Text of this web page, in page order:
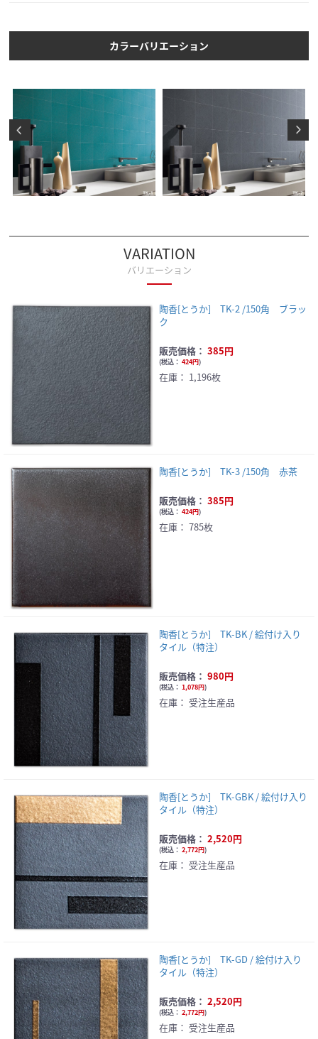
カラーバリエーション
VARIATION
バリエーション
陶香[とうか] TK-2 /150角 ブラッ
ク
販売価格： 385円
(税込： 424円)
在庫： 1,196枚
陶香[とうか] TK-3 /150角 赤茶
販売価格： 385円
(税込： 424円)
在庫： 785枚
陶香[とうか] TK-BK / 絵付け入り
タイル（特注）
販売価格： 980円
(税込： 1,078円)
在庫： 受注生産品
陶香[とうか] TK-GBK / 絵付け入り
タイル（特注）
販売価格： 2,520円
(税込： 2,772円)
在庫： 受注生産品
陶香[とうか] TK-GD / 絵付け入り
タイル（特注）
販売価格： 2,520円
(税込： 2,772円)
在庫： 受注生産品